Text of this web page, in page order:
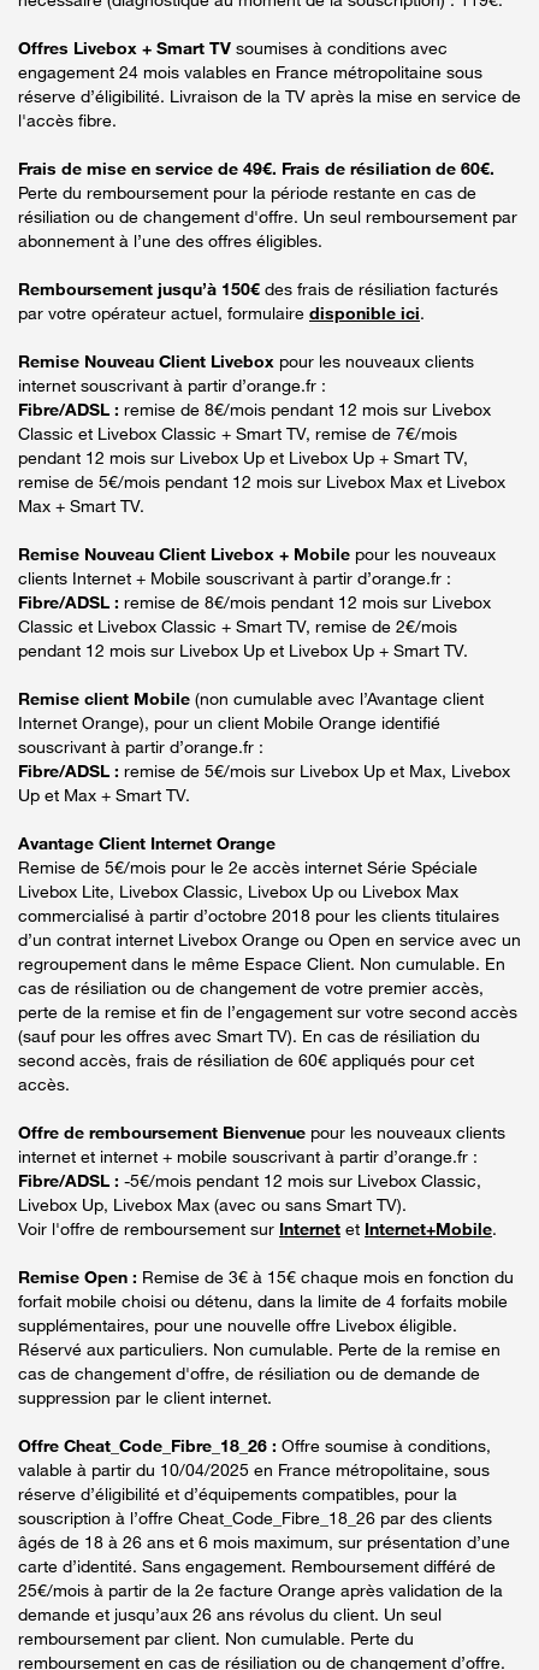
Offres Livebox + Smart TV soumises à conditions avec
engagement 24 mois valables en France métropolitaine sous
réserve d’éligibilité. Livraison de la TV après la mise en service de
l'accès fibre.
Frais de mise en service de 49€. Frais de résiliation de 60€.
Perte du remboursement pour la période restante en cas de
résiliation ou de changement d'offre. Un seul remboursement par
abonnement à l’une des offres éligibles.
Remboursement jusqu’à 150€ des frais de résiliation facturés
par votre opérateur actuel, formulaire disponible ici.
Remise Nouveau Client Livebox pour les nouveaux clients
internet souscrivant à partir d’orange.fr :
Fibre/ADSL : remise de 8€/mois pendant 12 mois sur Livebox
Classic et Livebox Classic + Smart TV, remise de 7€/mois
pendant 12 mois sur Livebox Up et Livebox Up + Smart TV,
remise de 5€/mois pendant 12 mois sur Livebox Max et Livebox
Max + Smart TV.
Remise Nouveau Client Livebox + Mobile pour les nouveaux
clients Internet + Mobile souscrivant à partir d’orange.fr :
Fibre/ADSL : remise de 8€/mois pendant 12 mois sur Livebox
Classic et Livebox Classic + Smart TV, remise de 2€/mois
pendant 12 mois sur Livebox Up et Livebox Up + Smart TV.
Remise client Mobile (non cumulable avec l’Avantage client
Internet Orange), pour un client Mobile Orange identifié
souscrivant à partir d’orange.fr :
Fibre/ADSL : remise de 5€/mois sur Livebox Up et Max, Livebox
Up et Max + Smart TV.
Avantage Client Internet Orange
Remise de 5€/mois pour le 2e accès internet Série Spéciale
Livebox Lite, Livebox Classic, Livebox Up ou Livebox Max
commercialisé à partir d’octobre 2018 pour les clients titulaires
d’un contrat internet Livebox Orange ou Open en service avec un
regroupement dans le même Espace Client. Non cumulable. En
cas de résiliation ou de changement de votre premier accès,
perte de la remise et fin de l’engagement sur votre second accès
(sauf pour les offres avec Smart TV). En cas de résiliation du
second accès, frais de résiliation de 60€ appliqués pour cet
accès.
Offre de remboursement Bienvenue pour les nouveaux clients
internet et internet + mobile souscrivant à partir d’orange.fr :
Fibre/ADSL : -5€/mois pendant 12 mois sur Livebox Classic,
Livebox Up, Livebox Max (avec ou sans Smart TV).
Voir l'offre de remboursement sur Internet et Internet+Mobile.
Remise Open : Remise de 3€ à 15€ chaque mois en fonction du
forfait mobile choisi ou détenu, dans la limite de 4 forfaits mobile
supplémentaires, pour une nouvelle offre Livebox éligible.
Réservé aux particuliers. Non cumulable. Perte de la remise en
cas de changement d'offre, de résiliation ou de demande de
suppression par le client internet.
Offre Cheat_Code_Fibre_18_26 : Offre soumise à conditions,
valable à partir du 10/04/2025 en France métropolitaine, sous
réserve d’éligibilité et d’équipements compatibles, pour la
souscription à l’offre Cheat_Code_Fibre_18_26 par des clients
âgés de 18 à 26 ans et 6 mois maximum, sur présentation d’une
carte d’identité. Sans engagement. Remboursement différé de
25€/mois à partir de la 2e facture Orange après validation de la
demande et jusqu’aux 26 ans révolus du client. Un seul
remboursement par client. Non cumulable. Perte du
remboursement en cas de résiliation ou de changement d’offre.